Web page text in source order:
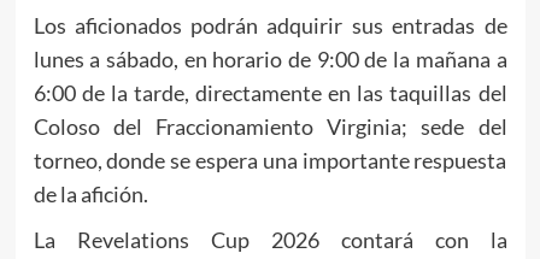
Los aficionados podrán adquirir sus entradas de
lunes a sábado, en horario de 9:00 de la mañana a
6:00 de la tarde, directamente en las taquillas del
Coloso del Fraccionamiento Virginia; sede del
torneo, donde se espera una importante respuesta
de la afición.
La Revelations Cup 2026 contará con la